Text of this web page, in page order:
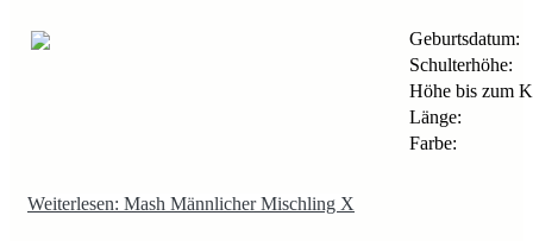
Geburtsdatum:
Schulterhöhe:
Höhe bis zum
Länge:
Farbe:
Weiterlesen: Mash Männlicher Mischling X